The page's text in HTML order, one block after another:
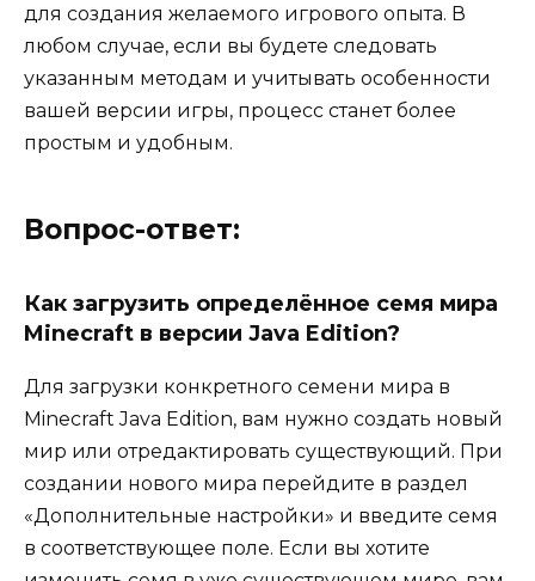
для создания желаемого игрового опыта. В
любом случае, если вы будете следовать
указанным методам и учитывать особенности
вашей версии игры, процесс станет более
простым и удобным.
Вопрос-ответ:
Как загрузить определённое семя мира
Minecraft в версии Java Edition?
Для загрузки конкретного семени мира в
Minecraft Java Edition, вам нужно создать новый
мир или отредактировать существующий. При
создании нового мира перейдите в раздел
«Дополнительные настройки» и введите семя
в соответствующее поле. Если вы хотите